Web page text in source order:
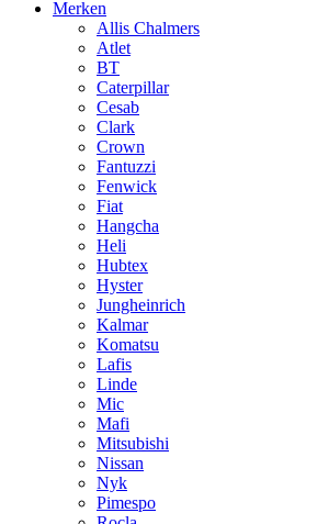
Merken
Allis Chalmers
Atlet
BT
Caterpillar
Cesab
Clark
Crown
Fantuzzi
Fenwick
Fiat
Hangcha
Heli
Hubtex
Hyster
Jungheinrich
Kalmar
Komatsu
Lafis
Linde
Mic
Mafi
Mitsubishi
Nissan
Nyk
Pimespo